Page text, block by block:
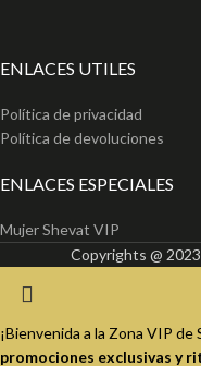
ENLACES UTILES
Política de privacidad
Política de devoluciones
ENLACES ESPECIALES
Mujer Shevat VIP
Copyrights @
¡Bienvenida a la Zona VIP
promociones exclusivas y